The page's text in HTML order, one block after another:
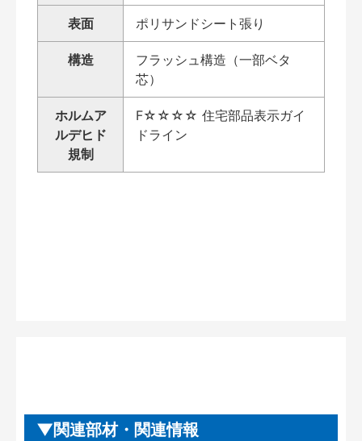
表面 ポリサンドシート張り
構造
フラッシュ構造（一部ベタ
芯）
ホルムア
ルデヒド
規制
F☆☆☆☆ 住宅部品表示ガイ
ドライン
関連部材・関連情報